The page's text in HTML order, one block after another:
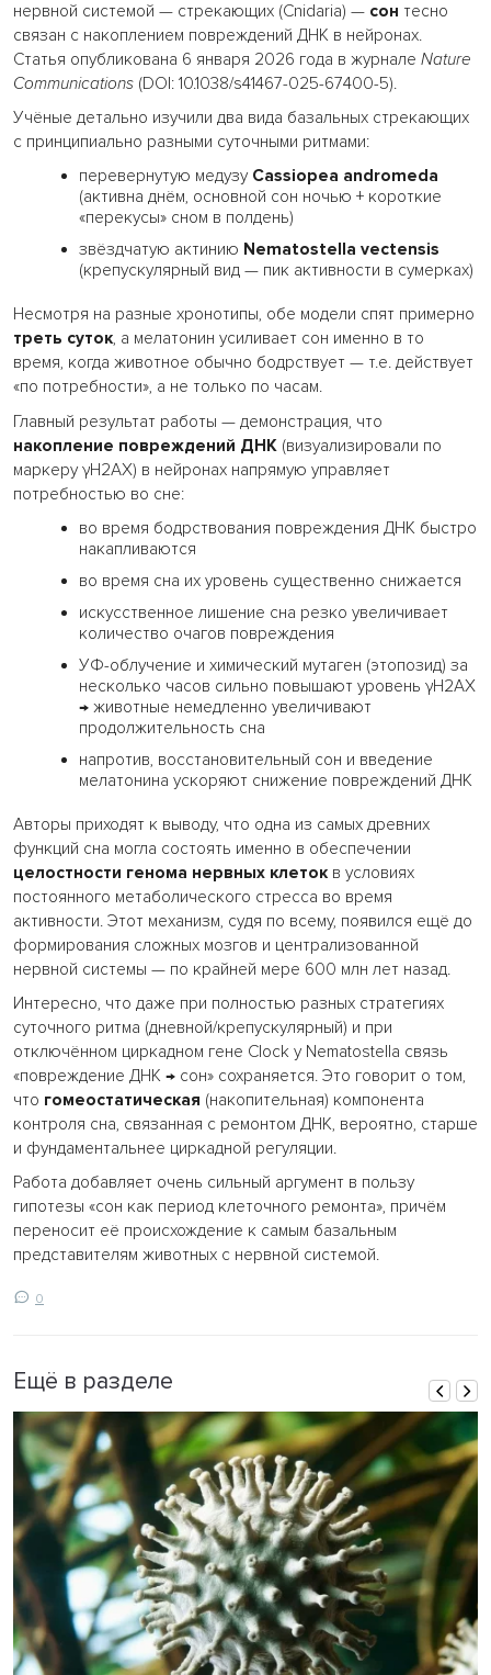
нервной системой — стрекающих (Cnidaria) — сон тесно
связан с накоплением повреждений ДНК в нейронах.
Статья опубликована 6 января 2026 года в журнале Nature
Communications (DOI: 10.1038/s41467-025-67400-5).
Учёные детально изучили два вида базальных стрекающих
с принципиально разными суточными ритмами:
перевернутую медузу Cassiopea andromeda
(активна днём, основной сон ночью + короткие
«перекусы» сном в полдень)
звёздчатую актинию Nematostella vectensis
(крепускулярный вид — пик активности в сумерках)
Несмотря на разные хронотипы, обе модели спят примерно
треть суток, а мелатонин усиливает сон именно в то
время, когда животное обычно бодрствует — т.е. действует
«по потребности», а не только по часам.
Главный результат работы — демонстрация, что
накопление повреждений ДНК (визуализировали по
маркеру γH2AX) в нейронах напрямую управляет
потребностью во сне:
во время бодрствования повреждения ДНК быстро
накапливаются
во время сна их уровень существенно снижается
искусственное лишение сна резко увеличивает
количество очагов повреждения
УФ-облучение и химический мутаген (этопозид) за
несколько часов сильно повышают уровень γH2AX
→ животные немедленно увеличивают
продолжительность сна
напротив, восстановительный сон и введение
мелатонина ускоряют снижение повреждений ДНК
Авторы приходят к выводу, что одна из самых древних
функций сна могла состоять именно в обеспечении
целостности генома нервных клеток в условиях
постоянного метаболического стресса во время
активности. Этот механизм, судя по всему, появился ещё до
формирования сложных мозгов и централизованной
нервной системы — по крайней мере 600 млн лет назад.
Интересно, что даже при полностью разных стратегиях
суточного ритма (дневной/крепускулярный) и при
отключённом циркадном гене Clock у Nematostella связь
«повреждение ДНК → сон» сохраняется. Это говорит о том,
что гомеостатическая (накопительная) компонента
контроля сна, связанная с ремонтом ДНК, вероятно, старше
и фундаментальнее циркадной регуляции.
Работа добавляет очень сильный аргумент в пользу
гипотезы «сон как период клеточного ремонта», причём
переносит её происхождение к самым базальным
представителям животных с нервной системой.
0
Ещё в разделе